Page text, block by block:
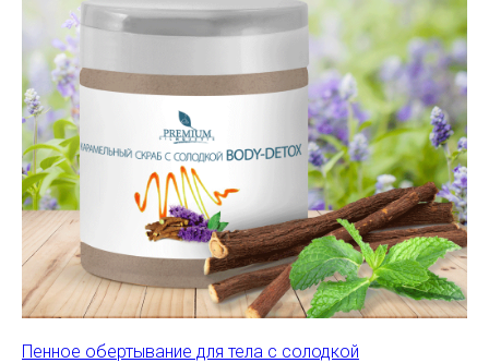
Пенное обертывание для тела с солодкой